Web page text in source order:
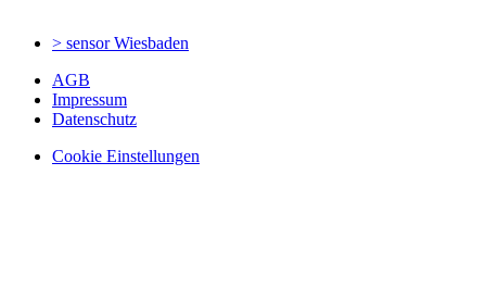
> sensorWiesbaden
AGB
Impressum
Datenschutz
Cookie Einstellungen